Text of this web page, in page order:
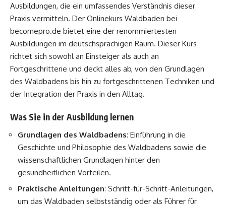
Ausbildungen, die ein umfassendes Verständnis dieser
Praxis vermitteln. Der Onlinekurs Waldbaden bei
becomepro.de bietet eine der renommiertesten
Ausbildungen im deutschsprachigen Raum. Dieser Kurs
richtet sich sowohl an Einsteiger als auch an
Fortgeschrittene und deckt alles ab, von den Grundlagen
des Waldbadens bis hin zu fortgeschrittenen Techniken und
der Integration der Praxis in den Alltag.
Was Sie in der Ausbildung lernen
Grundlagen des Waldbadens: Einführung in die
Geschichte und Philosophie des Waldbadens sowie die
wissenschaftlichen Grundlagen hinter den
gesundheitlichen Vorteilen.
Praktische Anleitungen: Schritt-für-Schritt-Anleitungen,
um das Waldbaden selbstständig oder als Führer für